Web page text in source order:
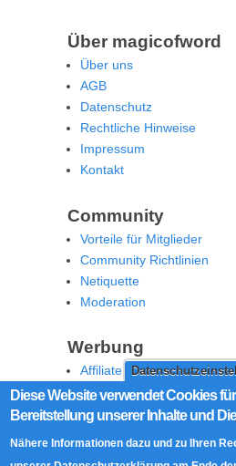
Diese Website verwendet Cookies
Bereitstellung unserer Inhalte und
Nähere Informationen dazu und zu Ihren
Über magicofword
Über uns
AGB
Datenschutz
Rechtliche Hinweise
Impressum
Kontakt
Community
Vorteile für Mitglieder
Community Richtlinien
Netiquette
Moderation
Werbung
Affiliate Offenlegung
Werben Sie auf MoW
Social Media
RSS Feed